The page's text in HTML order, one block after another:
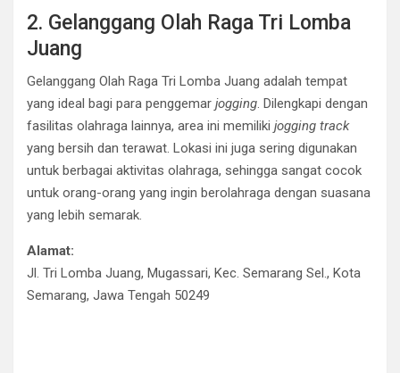
2. Gelanggang Olah Raga Tri Lomba
Juang
Gelanggang Olah Raga Tri Lomba Juang adalah tempat
yang ideal bagi para penggemar jogging. Dilengkapi dengan
fasilitas olahraga lainnya, area ini memiliki jogging track
yang bersih dan terawat. Lokasi ini juga sering digunakan
untuk berbagai aktivitas olahraga, sehingga sangat cocok
untuk orang-orang yang ingin berolahraga dengan suasana
yang lebih semarak.
Alamat:
Jl. Tri Lomba Juang, Mugassari, Kec. Semarang Sel., Kota
Semarang, Jawa Tengah 50249